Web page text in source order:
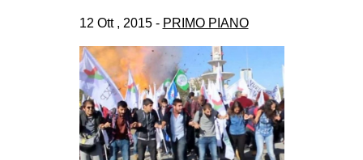
12 Ott , 2015 - PRIMO PIANO